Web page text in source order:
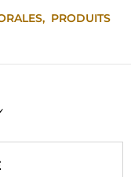
, PRODUITS